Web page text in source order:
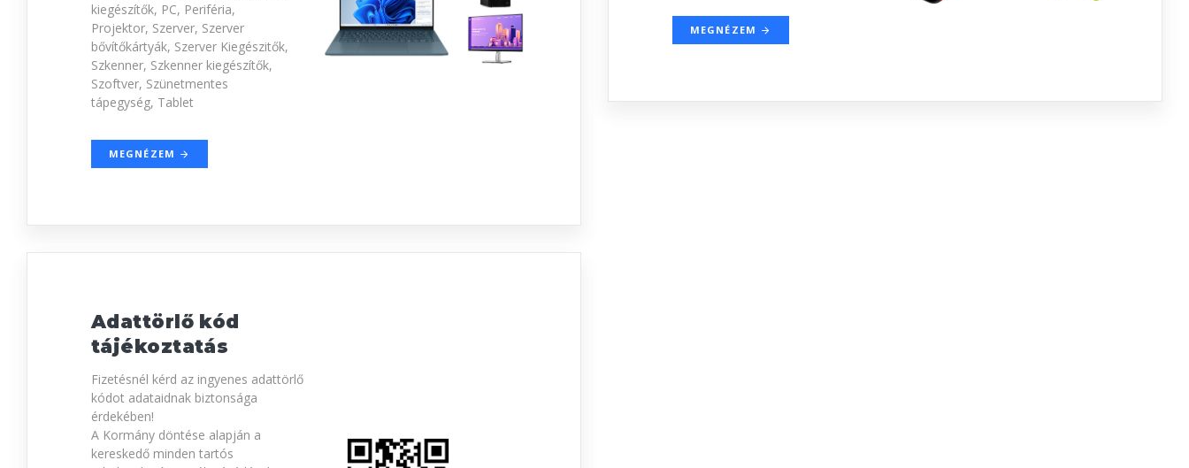
kiegészítők, PC, Periféria,
Projektor, Szerver, Szerver
bővítőkártyák, Szerver Kiegészitők,
Szkenner, Szkenner kiegészítők,
Szoftver, Szünetmentes
tápegység, Tablet
MEGNÉZEM
MEGNÉZEM
Adattörlő kód
tájékoztatás
Fizetésnél kérd az ingyenes adattörlő
kódot adataidnak biztonsága
érdekében!
A Kormány döntése alapján a
kereskedő minden tartós